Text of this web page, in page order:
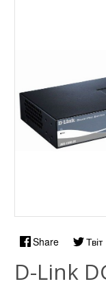
Share Твіт
D-Link